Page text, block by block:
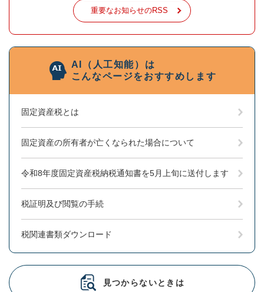
重要なお知らせのRSS
AI（人工知能）は
こんなページをおすすめします
固定資産税とは
固定資産の所有者が亡くなられた場合について
令和8年度固定資産税納税通知書を5月上旬に送付します
税証明及び閲覧の手続
税関連書類ダウンロード
見つからないときは